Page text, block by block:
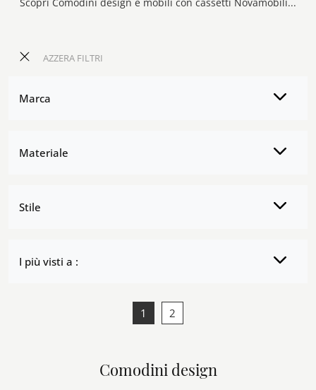
AZZERA FILTRI
Marca
Materiale
Stile
I più visti a :
Scopri Comodini design e mobili con cassetti Novamobili! Il modello Square Cassettiera costruito in legno è la soluzione ottimale.
1 2
Comodini design